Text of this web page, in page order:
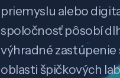
priemyslu alebo
spoločnosť pôsobí
výhradné
oblasti špičkových